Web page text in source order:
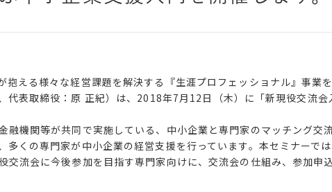
える様々な経営課題を解決する『生涯プロフェッショナル』事業
代表取締役：原 正紀）は、2018年7月12日（木）に「新現役交流
機関等が共同で実施している、中小企業と専門家のマッチング交
くの専門家が中小企業の経営支援を行っています。本セミナーで
交流会に今後参加を目指す専門家向けに、交流会の仕組み、参加申